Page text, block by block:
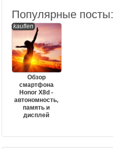
Популярные посты:
kauflen
Обзор
смартфона
Honor X8d -
автономность,
память и
дисплей